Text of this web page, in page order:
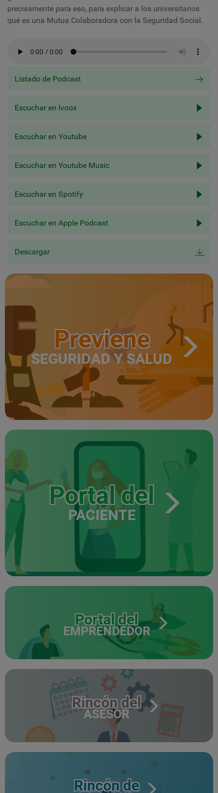
precisamente para eso, para explicar a los universitarios
qué es una Mutua Colaboradora con la Seguridad Social.
Listado de Podcast
Escuchar en Ivoox
Escuchar en Youtube
Escuchar en Youtube Music
Escuchar en Spotify
Escuchar en Apple Podcast
Descargar
Previene
SEGURIDAD Y SALUD
Portal del
PACIENTE
Portal del
EMPRENDEDOR
Rincón del
ASESOR
Rincón de